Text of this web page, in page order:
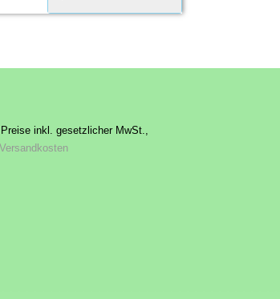
inkl. gesetzlicher MwSt.,
Versandkosten